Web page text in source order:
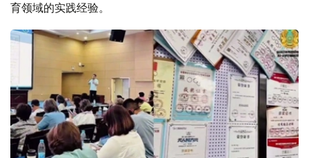
育领域的实践经验。